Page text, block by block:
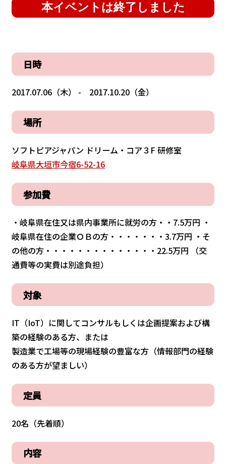
本イベントは終了しました
日時
2017.07.06（木） - 2017.10.20（金）
場所
ソフトピアジャパン ドリーム・コア３F 研修室
岐阜県大垣市今宿6-52-16
参加費
・岐阜県在住又は県内事業所に就労の方・・7.5万円 ・
岐阜県在住の企業ＯＢの方・・・・・・・3.7万円 ・そ
の他の方・・・・・・・・・・・・・・22.5万円 （交
通費等の実費は別途負担）
対象
IT（IoT）に関してコンサルもしくは企画提案および構
築の経験のある方、または
製造業で工場等の現場経験の豊富な方（情報部門の経験
のある方が望ましい）
定員
20名（先着順）
内容